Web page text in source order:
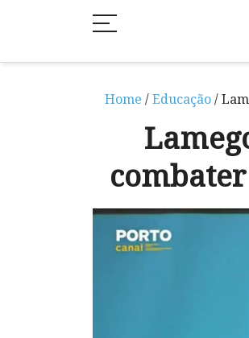
Home /Educação/